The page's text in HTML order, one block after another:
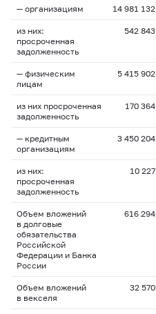
— организациям 14 981 132
из них:
просроченная
задолженность
542 843
— физическим
лицам
5 415 902
из них просроченная
задолженность
170 364
— кредитным
организациям
3 450 204
из них:
просроченная
задолженность
10 227
Объем вложений
в долговые
обязательства
Российской
Федерации и Банка
России
616 294
Объем вложений
в векселя
32 570